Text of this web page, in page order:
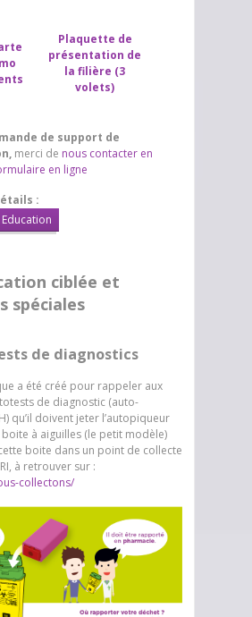
Plaquette de
présentation de
la filière (3
volets)
de support de
merci de nous contacter en
en ligne
:
ciblée et
spéciales
de diagnostics
a été créé pour rappeler aux
de diagnostic (auto-
qu’il doivent jeter l’autopiqueur
boite à aiguilles (le petit modèle)
boite dans un point de collecte
à retrouver sur :
collectons/